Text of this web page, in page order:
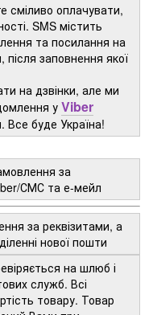
оплачувати,
SMS містить
та посилання на
заповнення якої
на дзвінки, але ми
у Viber
Все буде Україна!
за
СМС та е-мейл
за реквізитами, а
нової пошти
на шлюб і
служб. Всі
товару. Товар